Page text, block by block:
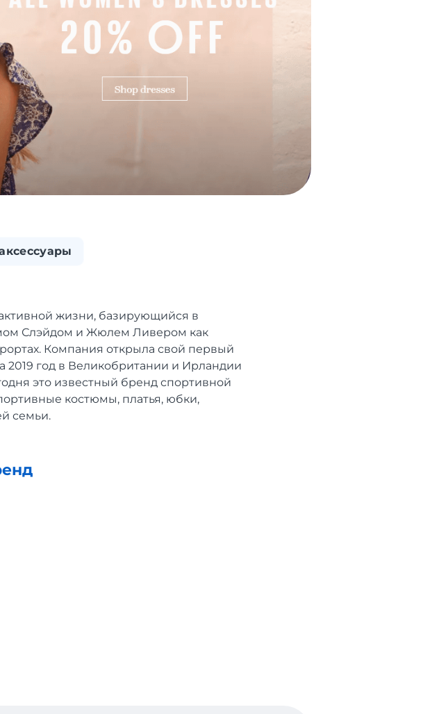
жизни, базирующийся в
Слэйдом и Жюлем Ливером как
Компания открыла свой первый
2019 год в Великобритании и Ирландии
это известный бренд спортивной
костюмы, платья, юбки,
семьи.